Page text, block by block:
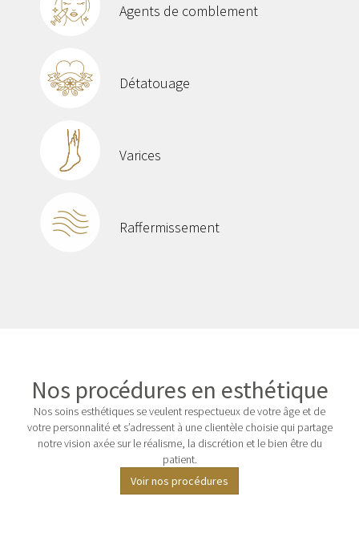
Agents de comblement
Détatouage
Varices
Raffermissement
Nos procédures en esthétique
Nos soins esthétiques se veulent respectueux de votre âge et de
votre personnalité et s’adressent à une clientèle choisie qui partage
notre vision axée sur le réalisme, la discrétion et le bien être du
patient.
Voir nos procédures